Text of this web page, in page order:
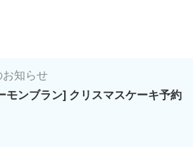
知らせ
ンブラン] クリスマスケーキ予約